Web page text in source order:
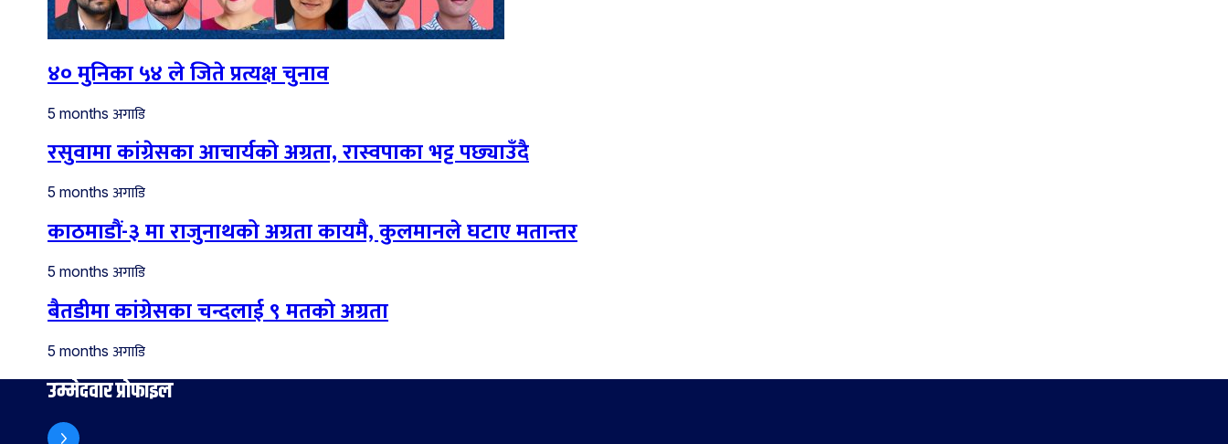
४० मुनिका ५४ ले जिते प्रत्यक्ष चुनाव
5 months अगाडि
रसुवामा कांग्रेसका आचार्यको अग्रता, रास्वपाका भट्ट पछ्याउँदै
5 months अगाडि
काठमाडौं-३ मा राजुनाथको अग्रता कायमै, कुलमानले घटाए मतान्तर
5 months अगाडि
बैतडीमा कांग्रेसका चन्दलाई ९ मतको अग्रता
5 months अगाडि
उम्मेदवार प्रोफाइल